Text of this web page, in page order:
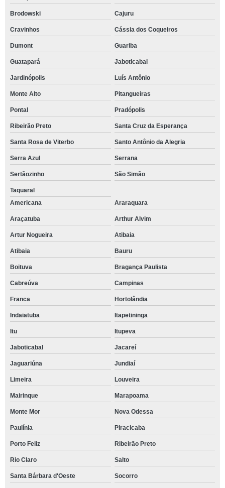
Brodowski Cajuru
Cravinhos Cássia dos Coqueiros
Dumont Guariba
Guatapará Jaboticabal
Jardinópolis Luís Antônio
Monte Alto Pitangueiras
Pontal Pradópolis
Ribeirão Preto Santa Cruz da Esperança
Santa Rosa de Viterbo Santo Antônio da Alegria
Serra Azul Serrana
Sertãozinho São Simão
Taquaral
Americana
Araraquara
Araçatuba Arthur Alvim
Artur Nogueira Atibaia
Atibaia Bauru
Boituva Bragança Paulista
Cabreúva Campinas
Franca Hortolândia
Indaiatuba Itapetininga
Itu Itupeva
Jaboticabal Jacareí
Jaguariúna Jundiaí
Limeira Louveira
Mairinque Marapoama
Monte Mor Nova Odessa
Paulínia Piracicaba
Porto Feliz Ribeirão Preto
Rio Claro Salto
Santa Bárbara d'Oeste Socorro